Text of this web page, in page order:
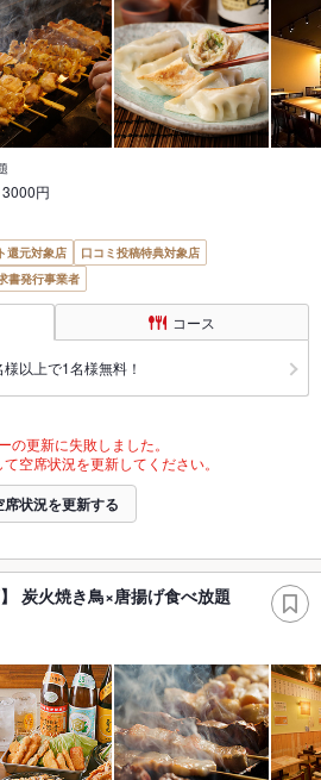
円
還元対象店
口コミ投稿特典対象店
書発行事業者
コース
以上で1名様無料！
の更新に失敗しました。
空席状況を更新してください。
席状況を更新する
炭火焼き鳥×唐揚げ食べ放題